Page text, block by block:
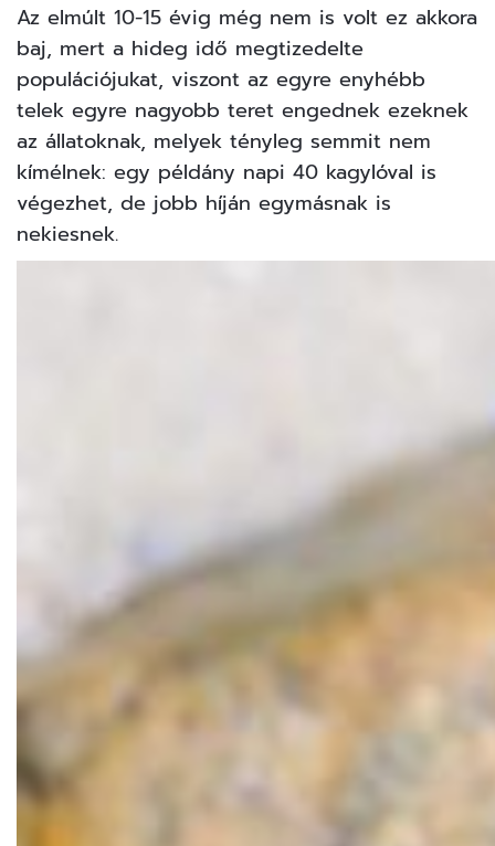
Az elmúlt 10-15 évig még nem is volt ez akkora
baj, mert a hideg idő megtizedelte
populációjukat, viszont az egyre enyhébb
telek egyre nagyobb teret engednek ezeknek
az állatoknak, melyek tényleg semmit nem
kímélnek: egy példány napi 40 kagylóval is
végezhet, de jobb híján egymásnak is
nekiesnek.